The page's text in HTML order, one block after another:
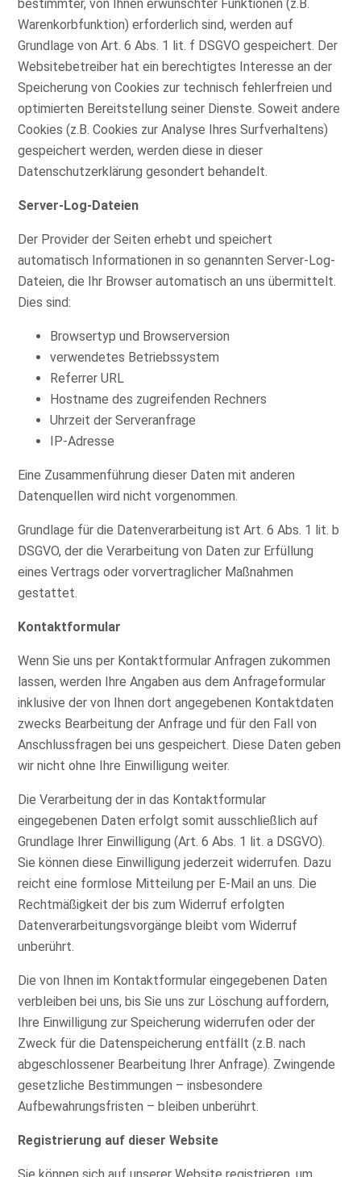
bestimmter, von Ihnen erwünschter Funktionen (z.B.
Warenkorbfunktion) erforderlich sind, werden auf
Grundlage von Art. 6 Abs. 1 lit. f DSGVO gespeichert. Der
Websitebetreiber hat ein berechtigtes Interesse an der
Speicherung von Cookies zur technisch fehlerfreien und
optimierten Bereitstellung seiner Dienste. Soweit andere
Cookies (z.B. Cookies zur Analyse Ihres Surfverhaltens)
gespeichert werden, werden diese in dieser
Datenschutzerklärung gesondert behandelt.
Server-Log-Dateien
Der Provider der Seiten erhebt und speichert
automatisch Informationen in so genannten Server-Log-
Dateien, die Ihr Browser automatisch an uns übermittelt.
Dies sind:
Browsertyp und Browserversion
verwendetes Betriebssystem
Referrer URL
Hostname des zugreifenden Rechners
Uhrzeit der Serveranfrage
IP-Adresse
Eine Zusammenführung dieser Daten mit anderen
Datenquellen wird nicht vorgenommen.
Grundlage für die Datenverarbeitung ist Art. 6 Abs. 1 lit. b
DSGVO, der die Verarbeitung von Daten zur Erfüllung
eines Vertrags oder vorvertraglicher Maßnahmen
gestattet.
Kontaktformular
Wenn Sie uns per Kontaktformular Anfragen zukommen
lassen, werden Ihre Angaben aus dem Anfrageformular
inklusive der von Ihnen dort angegebenen Kontaktdaten
zwecks Bearbeitung der Anfrage und für den Fall von
Anschlussfragen bei uns gespeichert. Diese Daten geben
wir nicht ohne Ihre Einwilligung weiter.
Die Verarbeitung der in das Kontaktformular
eingegebenen Daten erfolgt somit ausschließlich auf
Grundlage Ihrer Einwilligung (Art. 6 Abs. 1 lit. a DSGVO).
Sie können diese Einwilligung jederzeit widerrufen. Dazu
reicht eine formlose Mitteilung per E-Mail an uns. Die
Rechtmäßigkeit der bis zum Widerruf erfolgten
Datenverarbeitungsvorgänge bleibt vom Widerruf
unberührt.
Die von Ihnen im Kontaktformular eingegebenen Daten
verbleiben bei uns, bis Sie uns zur Löschung auffordern,
Ihre Einwilligung zur Speicherung widerrufen oder der
Zweck für die Datenspeicherung entfällt (z.B. nach
abgeschlossener Bearbeitung Ihrer Anfrage). Zwingende
gesetzliche Bestimmungen – insbesondere
Aufbewahrungsfristen – bleiben unberührt.
Registrierung auf dieser Website